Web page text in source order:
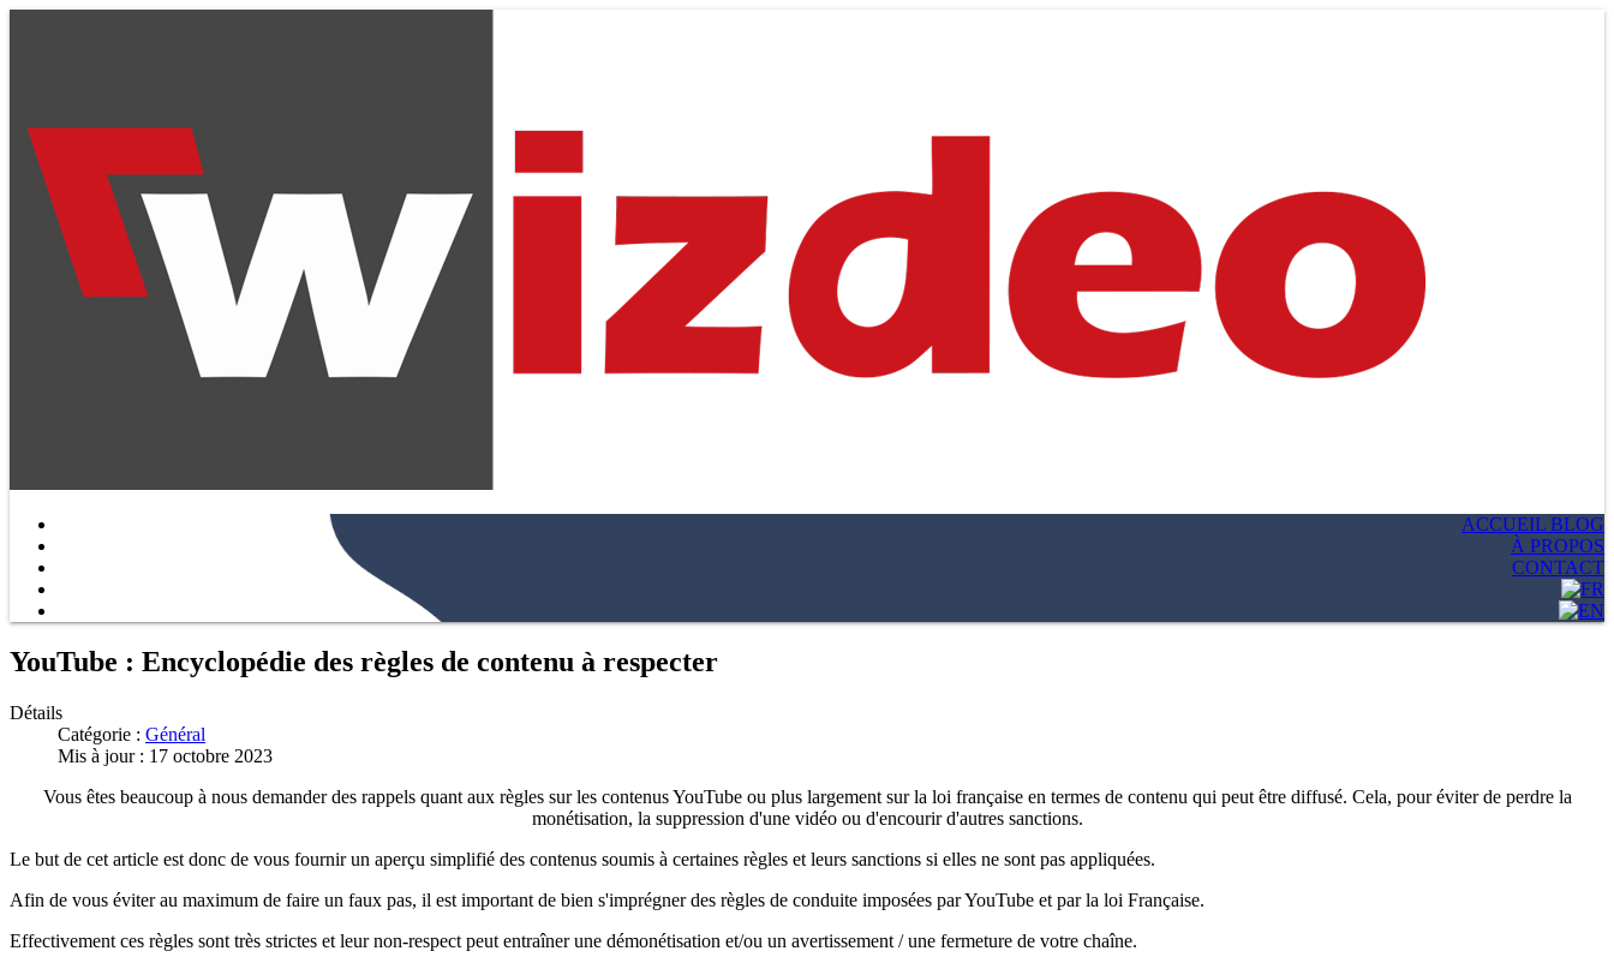
ACCUEIL BLOG
À PROPOS
CONTACT
YouTube : Encyclopédie des règles de contenu à respecter
Détails
Catégorie : Général
Mis à jour : 17 octobre 2023
Vous êtes beaucoup à nous demander des rappels quant aux règles sur les contenus YouTube ou plus largement sur la loi française en termes de contenu qui peut être diffusé. Cela, pour éviter de perdre la
monétisation, la suppression d'une vidéo ou d'encourir d'autres sanctions.
Le but de cet article est donc de vous fournir un aperçu simplifié des contenus soumis à certaines règles et leurs sanctions si elles ne sont pas appliquées.
Afin de vous éviter au maximum de faire un faux pas, il est important de bien s'imprégner des règles de conduite imposées par YouTube et par la loi Française.
Effectivement ces règles sont très strictes et leur non-respect peut entraîner une démonétisation et/ou un avertissement / une fermeture de votre chaîne.